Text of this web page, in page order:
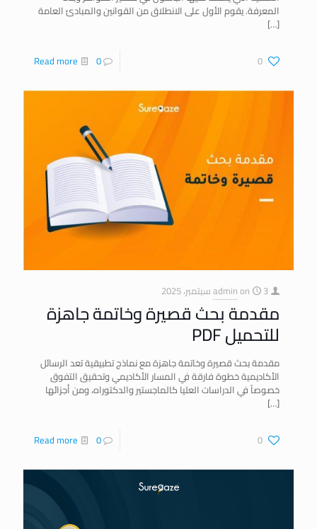
المعرفة. يقوم الأول على الانطلاق من القوانين والمبادئ العامة
[…]
0
0
Read more
adminon 3 سبتمبر، 2025
مقدمة بحث قصيرة وخاتمة جاهزة
للتحميل PDF
مقدمة بحث قصيرة وخاتمة جاهزة مع نماذج تطبيقية تعد الرسائل
الأكاديمية خطوة فارقة في المسار الأكاديمي وتحقيق التفوق
خصوصاً في الدراسات العليا كالماجستير والدكتوراه، ومن أجزائها
[…]
0
0
Read more